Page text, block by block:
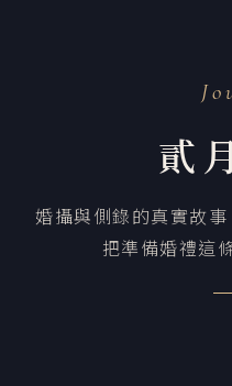
貳
婚攝與側錄的真實故
把準備婚禮這